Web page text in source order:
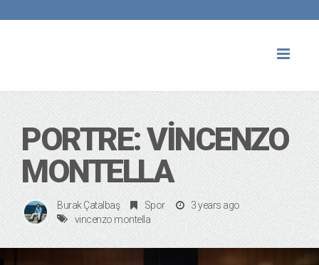
PORTRE: VINCENZO
MONTELLA
Burak Çatalbaş Spor
3 years ago
vincenzo montella